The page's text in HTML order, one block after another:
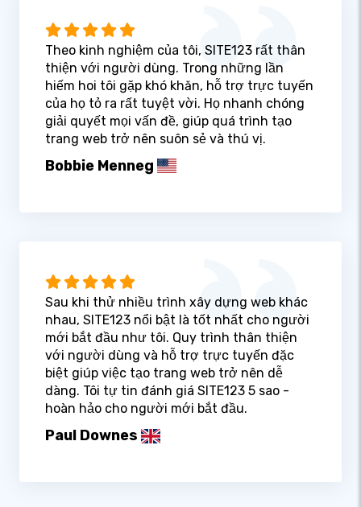
Theo kinh nghiệm của tôi, SITE123 rất thân
thiện với người dùng. Trong những lần
hiếm hoi tôi gặp khó khăn, hỗ trợ trực tuyến
của họ tỏ ra rất tuyệt vời. Họ nhanh chóng
giải quyết mọi vấn đề, giúp quá trình tạo
trang web trở nên suôn sẻ và thú vị.
Bobbie Menneg
Sau khi thử nhiều trình xây dựng web khác
nhau, SITE123 nổi bật là tốt nhất cho người
mới bắt đầu như tôi. Quy trình thân thiện
với người dùng và hỗ trợ trực tuyến đặc
biệt giúp việc tạo trang web trở nên dễ
dàng. Tôi tự tin đánh giá SITE123 5 sao -
hoàn hảo cho người mới bắt đầu.
Paul Downes